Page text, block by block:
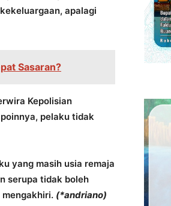
apalagi
Sasaran?
Kepolisian
pelaku tidak
yang masih usia remaja
serupa tidak boleh
(*andriano)